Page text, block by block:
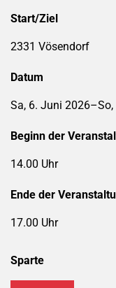
Start/Ziel
2331 Vösendorf
Datum
Sa, 6. Juni
Beginn der
14.00 Uhr
Ende der
17.00 Uhr
Sparte